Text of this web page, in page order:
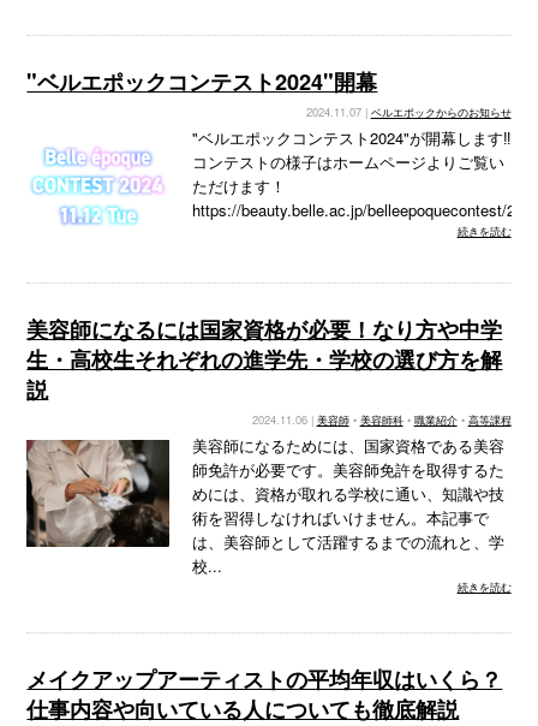
"ベルエポックコンテスト2024"開幕
2024.11.07 | ベルエポックからのお知らせ
"ベルエポックコンテスト2024"が開幕します‼️
コンテストの様子はホームページよりご覧い
ただけます！
https://beauty.belle.ac.jp/belleepoquecontest/20...
続きを読む
美容師になるには国家資格が必要！なり方や中学
生・高校生それぞれの進学先・学校の選び方を解
説
2024.11.06 | 美容師• 美容師科• 職業紹介• 高等課程
美容師になるためには、国家資格である美容
師免許が必要です。美容師免許を取得するた
めには、資格が取れる学校に通い、知識や技
術を習得しなければいけません。本記事で
は、美容師として活躍するまでの流れと、学
校...
続きを読む
メイクアップアーティストの平均年収はいくら？
仕事内容や向いている人についても徹底解説